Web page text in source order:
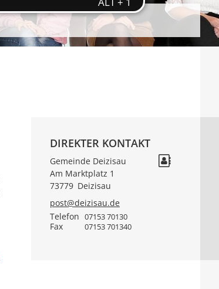
DIREKTER KONTAKT
Gemeinde Deizisau
Am Marktplatz 1
73779 Deizisau
post@deizisau.de
Telefon 07153 70130
Fax 07153 701340